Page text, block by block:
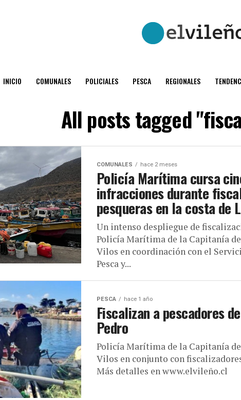
INICIO COMUNALES POLICIALES PESCA REGIONALES
All posts tagged
COMUNALES hace 2 meses
Policía Marítima cursa
infracciones durante
pesqueras en la costa de
Un intenso despliegue de
Policía Marítima de la Capitanía
Vilos en coordinación con el
Pesca y...
PESCA hace 1 año
Fiscalizan a pescadores
Pedro
Policía Marítima de la Capitanía
Vilos en conjunto con
Más detalles en www.elvileño.cl